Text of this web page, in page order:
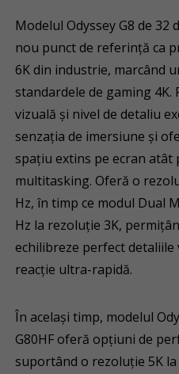
Modelul Odyssey G8 de 32
nou punct de referință ca
6K din industrie, marcând
standardele de gaming
vizuală și nivel de detaliu
senzația de imersiune și
spațiu extins pe ecran
multitasking. Oferă o
Hz, în timp ce modul Dual
Hz la rezoluție 3K,
echilibreze perfect detaliile
reacție ultra-rapidă.
În același timp, modelul
G80HF oferă opțiuni de
suportând o rezoluție 5K la